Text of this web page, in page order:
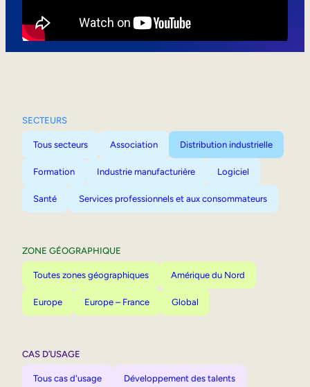
SECTEURS
Tous secteurs Association Distribution industrielle
Formation Industrie manufacturière Logiciel
Santé Services professionnels et aux consommateurs
ZONE GÉOGRAPHIQUE
Toutes zones géographiques Amérique du Nord
Europe Europe – France Global
CAS D’USAGE
Tous cas d'usage Développement des talents